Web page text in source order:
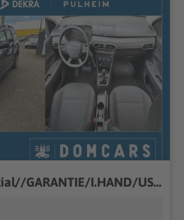
Dacia Jogger Essential//GARANTIE/I.HAND/USB/KLIMA//